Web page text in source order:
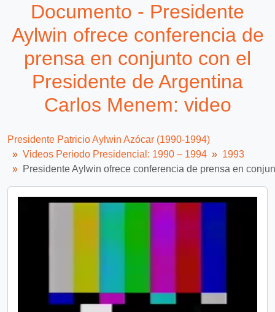
Documento - Presidente
Aylwin ofrece conferencia de
prensa en conjunto con el
Presidente de Argentina
Carlos Menem: video
Presidente Patricio Aylwin Azócar (1990-1994)
Videos Periodo Presidencial: 1990 – 1994
1993
Presidente Aylwin ofrece conferencia de prensa en
Video